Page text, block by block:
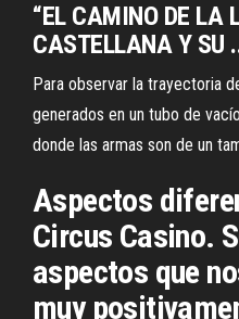
“EL CAMINO DE LA
CASTELLANA Y SU
Para observar la trayectoria
generados en un tubo de
donde las armas son de un
Aspectos
Circus Casino.
aspectos que
muy